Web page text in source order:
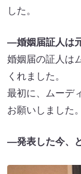
した。
—婚姻届証人は
婚姻届の証人は
くれました。
最初に、ムーデ
お願いしました。
—発表した今、